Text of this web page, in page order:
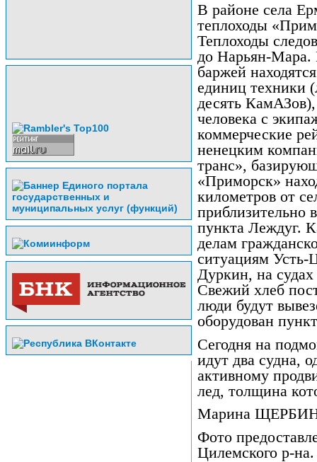
В районе села
теплоходы
Теплоходы
до Нарьян-Мара.
баржей
единиц техники
десять
человека с
коммерческие
ненецким
транс»,
«Приморск»
километров от
приблизительно
пункта Леждуг.
делам
ситуациям Усть-
Дуркин, на судах
Свежий хлеб
люди будут
оборудован
Сегодня на
идут два судна,
активному
лед, толщина
Марина
Фото
Цилемского р-на.